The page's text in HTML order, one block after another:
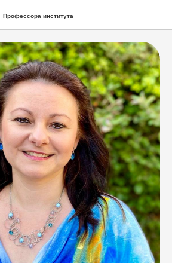
Профессора института